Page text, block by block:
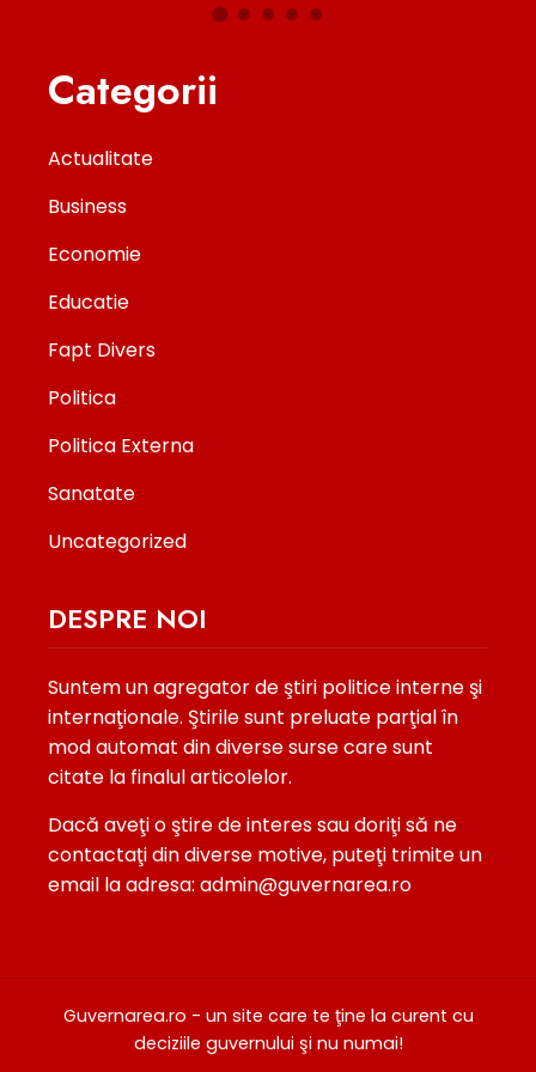
Categorii
Actualitate
Business
Economie
Educatie
Fapt Divers
Politica
Politica Externa
Sanatate
Uncategorized
DESPRE NOI
Suntem un agregator de ştiri politice interne şi
internaţionale. Ştirile sunt preluate parţial în
mod automat din diverse surse care sunt
citate la finalul articolelor.
Dacă aveţi o ştire de interes sau doriţi să ne
contactaţi din diverse motive, puteţi trimite un
email la adresa: admin@guvernarea.ro
Guvernarea.ro - un site care te ţine la curent cu
deciziile guvernului şi nu numai!